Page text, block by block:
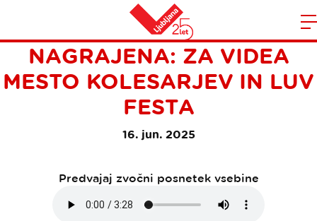
Domov
LJUBLJANA ZNOVA
NAGRAJENA: ZA VIDEA
MESTO KOLESARJEV IN LUV
FESTA
16. jun. 2025
Predvajaj zvočni posnetek vsebine